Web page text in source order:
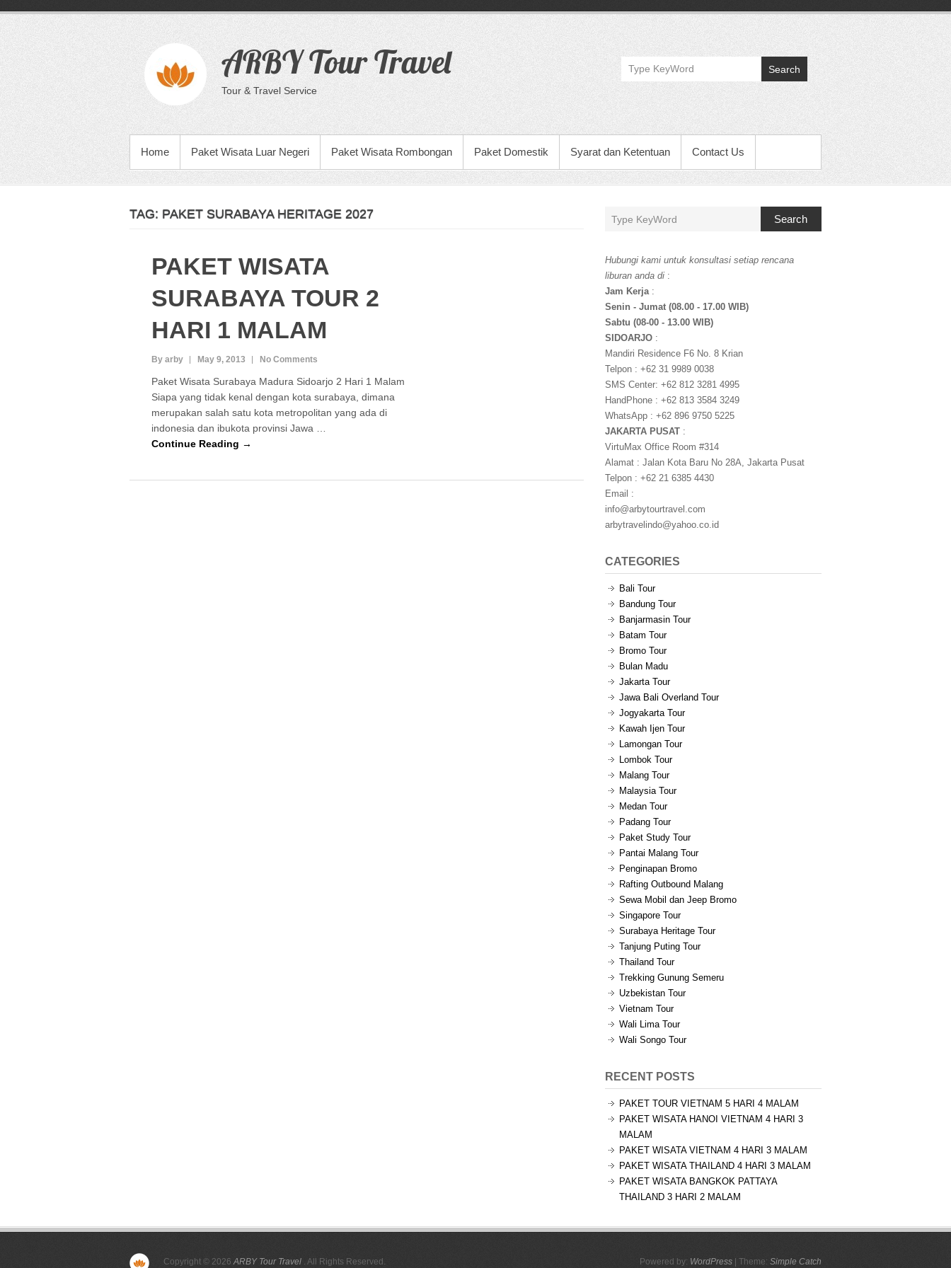
content
ARBY Tour Travel
Tour & Travel Service
Search
PRIMARY MENU
Home Paket Wisata Luar Negeri Paket Wisata Rombongan Paket Domestik Syarat dan Ketentuan Contact Us
TAG: PAKET SURABAYA HERITAGE 2027
PAKET WISATA
SURABAYA TOUR 2
HARI 1 MALAM
By arby May 9, 2013 No Comments
Paket Wisata Surabaya Madura Sidoarjo 2 Hari 1 Malam
Siapa yang tidak kenal dengan kota surabaya, dimana
merupakan salah satu kota metropolitan yang ada di
indonesia dan ibukota provinsi Jawa …
Continue Reading →
Search
Hubungi kami untuk konsultasi setiap rencana
liburan anda di :
Jam Kerja:
Senin - Jumat (08.00 - 17.00 WIB)
Sabtu (08-00 - 13.00 WIB)
SIDOARJO:
Mandiri Residence F6 No. 8 Krian
Telpon : +62 31 9989 0038
SMS Center: +62 812 3281 4995
HandPhone : +62 813 3584 3249
WhatsApp : +62 896 9750 5225
JAKARTA PUSAT :
VirtuMax Office Room #314
Alamat : Jalan Kota Baru No 28A, Jakarta Pusat
Telpon : +62 21 6385 4430
Email :
info@arbytourtravel.com
arbytravelindo@yahoo.co.id
CATEGORIES
Bali Tour
Bandung Tour
Banjarmasin Tour
Batam Tour
Bromo Tour
Bulan Madu
Jakarta Tour
Jawa Bali Overland Tour
Jogyakarta Tour
Kawah Ijen Tour
Lamongan Tour
Lombok Tour
Malang Tour
Malaysia Tour
Medan Tour
Padang Tour
Paket Study Tour
Pantai Malang Tour
Penginapan Bromo
Rafting Outbound Malang
Sewa Mobil dan Jeep Bromo
Singapore Tour
Surabaya Heritage Tour
Tanjung Puting Tour
Thailand Tour
Trekking Gunung Semeru
Uzbekistan Tour
Vietnam Tour
Wali Lima Tour
Wali Songo Tour
RECENT POSTS
PAKET TOUR VIETNAM 5 HARI 4 MALAM
PAKET WISATA HANOI VIETNAM 4 HARI 3
MALAM
PAKET WISATA VIETNAM 4 HARI 3 MALAM
PAKET WISATA THAILAND 4 HARI 3 MALAM
PAKET WISATA BANGKOK PATTAYA
THAILAND 3 HARI 2 MALAM
Copyright © 2026ARBY Tour Travel . All Rights Reserved. Powered by: WordPress | Theme: Simple Catch